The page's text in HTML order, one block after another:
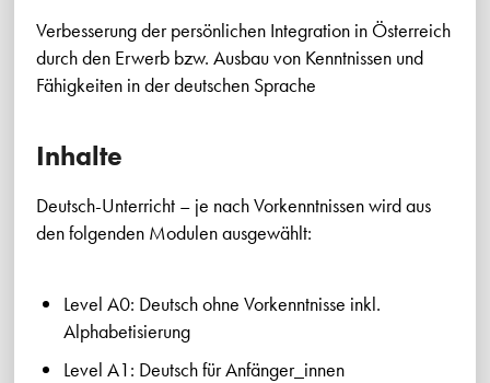
Verbesserung der persönlichen Integration in Österreich
durch den Erwerb bzw. Ausbau von Kenntnissen und
Fähigkeiten in der deutschen Sprache
Inhalte
Deutsch-Unterricht – je nach Vorkenntnissen wird aus
den folgenden Modulen ausgewählt:
Level A0: Deutsch ohne Vorkenntnisse inkl.
Alphabetisierung
Level A1: Deutsch für Anfänger_innen